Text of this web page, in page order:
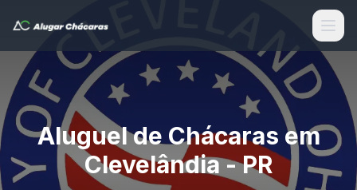
Aluguel de Chácaras em
Clevelândia - PR